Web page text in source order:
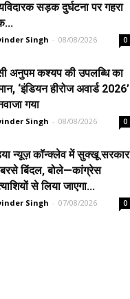
सड़क दुर्घटना पर गहरा
Singh - 08/08/2026 0
अनुपम कश्यप की उपलब्धि का
‘इंडियन हीरोज अवार्ड 2026’
गया
Singh - 08/08/2026 0
न्यूज़ कॉन्क्लेव में सुक्खू सरकार
बिंदल, बोले—कांग्रेस
से लिया जाएगा...
Singh - 07/08/2026 0